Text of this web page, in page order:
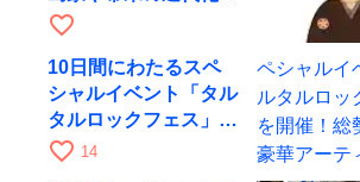
まつわる問題
favorite_border
10日間にわたるスペ
シャルイベント「タル
タルロックフェス」を
開催！総勢32組の豪
favorite_border 14